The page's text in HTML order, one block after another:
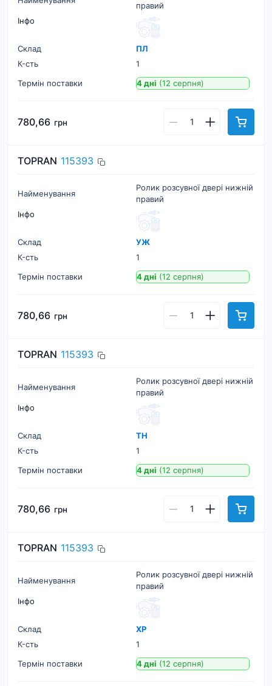
правий
Інфо
Склад
ПЛ
К-cть
1
Термін поставки
4 дні (12 серпня)
780,66 грн
TOPRAN 115393
Найменування
Ролик розсувної двері нижній
правий
Інфо
Склад
УЖ
К-cть
1
Термін поставки
4 дні (12 серпня)
780,66 грн
TOPRAN 115393
Найменування
Ролик розсувної двері нижній
правий
Інфо
Склад
ТН
К-cть
1
Термін поставки
4 дні (12 серпня)
780,66 грн
TOPRAN 115393
Найменування
Ролик розсувної двері нижній
правий
Інфо
Склад
ХР
К-cть
1
Термін поставки
4 дні (12 серпня)